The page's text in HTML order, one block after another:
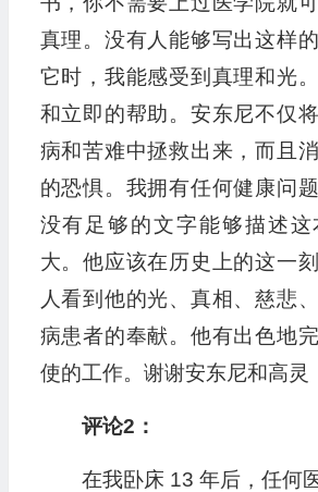
真理。没有人能够写出这样
它时，我能感受到真理和光
和立即的帮助。安东尼不仅
病和苦难中拯救出来，而且
的恐惧。我拥有任何健康问
没有足够的文字能够描述这
大。他应该在历史上的这一
人看到他的光、真相、慈悲
病患者的奉献。他有出色地
使的工作。谢谢安东尼和高灵
评论2：
在我卧床 13 年后，任何